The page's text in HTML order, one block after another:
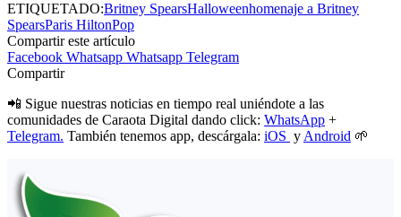
ETIQUETADO:Britney SpearsHalloweenhomenaje a Britney
SpearsParis HiltonPop
Compartir este artículo
Facebook Whatsapp Whatsapp Telegram
Compartir
📲 Sigue nuestras noticias en tiempo real uniéndote a las
comunidades de Caraota Digital dando click: WhatsApp +
Telegram. También tenemos app, descárgala: iOS yAndroid 🌱